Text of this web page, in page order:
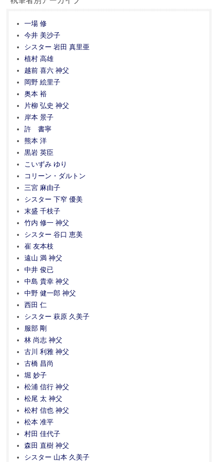
一場 修
今井 美沙子
シスター 岩田 真里亜
植村 高雄
越前 喜六 神父
岡野 絵里子
奥本 裕
片柳 弘史 神父
岸本 景子
許 書寧
熊本 洋
黒岩 英臣
こいずみ ゆり
コリーン・ダルトン
三宮 麻由子
シスター 下窄 優美
末盛 千枝子
竹内 修一 神父
シスター 谷口 恵美
崔 友本枝
遠山 満 神父
中井 俊已
中島 貴幸 神父
中野 健一郎 神父
西田 仁
シスター 萩原 久美子
服部 剛
林 尚志 神父
古川 利雅 神父
古橋 昌尚
堀 妙子
松浦 信行 神父
松尾 太 神父
松村 信也 神父
松本 准平
村田 佳代子
森田 直樹 神父
シスター 山本 久美子